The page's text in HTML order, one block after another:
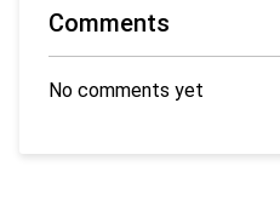
Comments
No comments yet